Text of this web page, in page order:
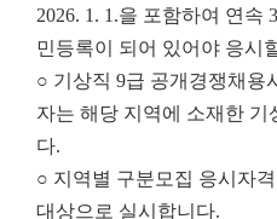
2026. 1. 1.을 포함하여 연속
민등록이 되어 있어야 응시
○ 기상직 9급 공개경쟁채용
자는 해당 지역에 소재한 기
다.
○ 지역별 구분모집 응시자
대상으로 실시합니다.